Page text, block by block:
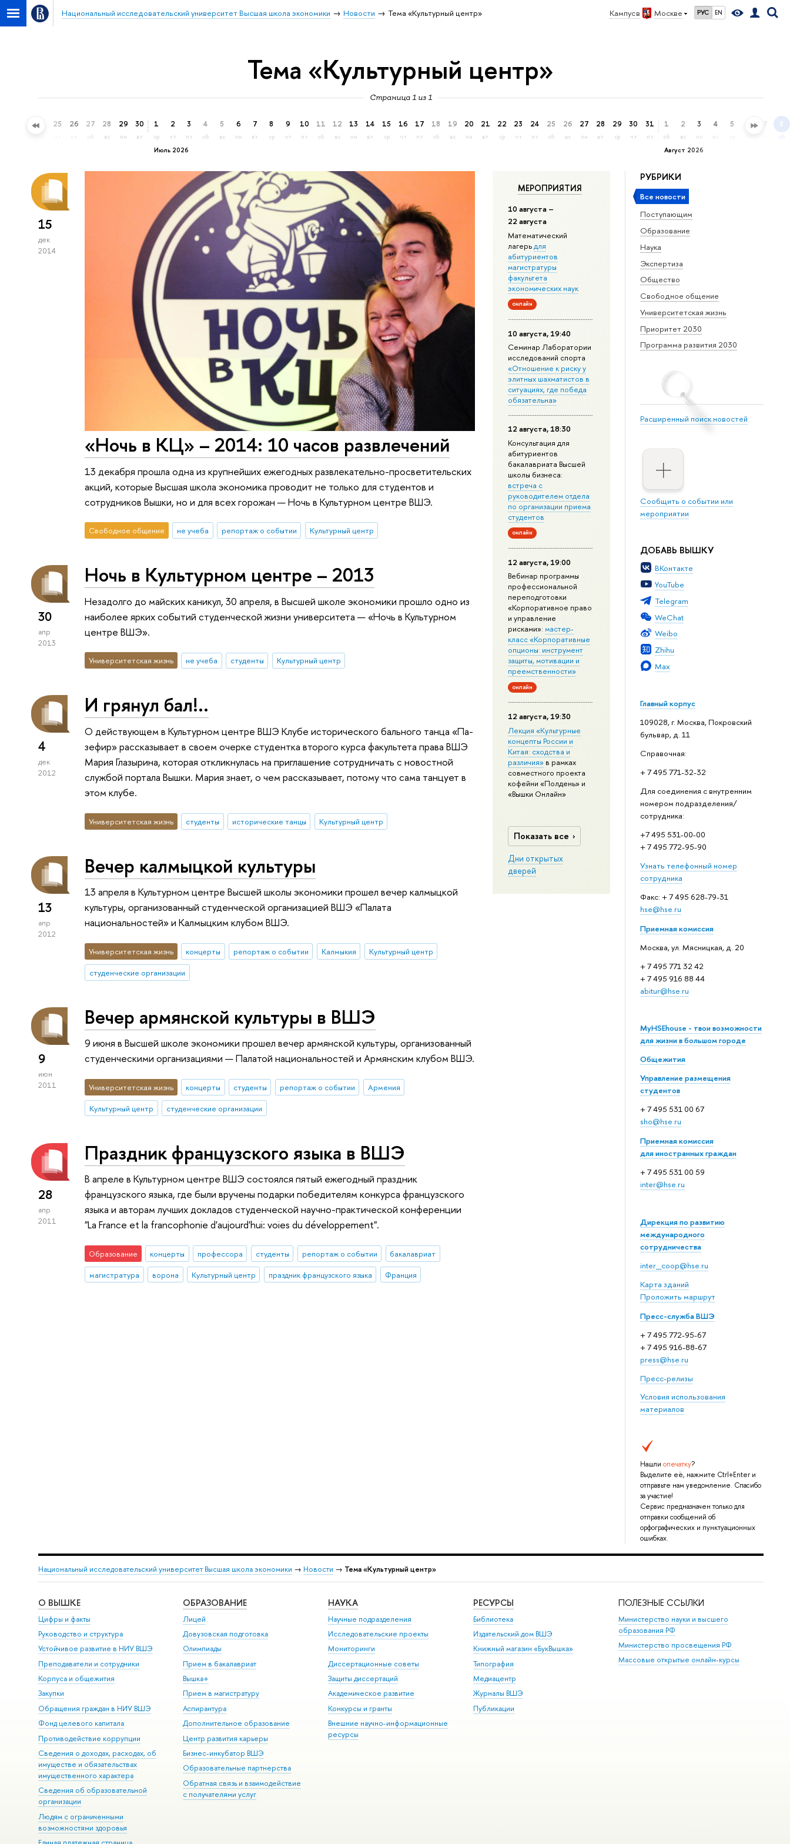
Кампус в Москве РУС EN
Национальный исследовательский университет Высшая школа экономики Новости Тема «Культурный центр»
Тема «Культурный центр»
Страница 1 из 1
24 25 26 27
сб
28
вс
29
пн
30
вт
Июль 2026
1
ср
2
чт
3
пт
4
сб
5
вс
6
пн
7
вт
8
ср
9
чт
10
пт
11
сб
12
вс
13
пн
14
вт
15
ср
16
чт
17
пт
18
сб
19
вс
20
пн
21
вт
22
ср
23
чт
24
пт
25
сб
26
вс
27
пн
28
вт
29
ср
30
чт
31
пт
Август 2026
1
сб
2
вс
3
пн
4 5 6 7 8
сб
РУБРИКИ
Все новости
Поступающим
Образование
Наука
Экспертиза
Общество
Свободное общение
Университетская жизнь
Приоритет 2030
Программа развития 2030
Расширенный поиск новостей
Сообщить о событии или
мероприятии
ДОБАВЬ ВЫШКУ
ВКонтакте
YouTube
Telegram
WeChat
Weibo
Zhihu
Max
Главный корпус
109028, г. Москва, Покровский
бульвар, д. 11
Справочная:
+ 7 495 771-32-32
Для соединения с внутренним
номером подразделения/
сотрудника:
+7 495 531-00-00
+ 7 495 772-95-90
Узнать телефонный номер
сотрудника
Факс: + 7 495 628-79-31
hse@hse.ru
Приемная комиссия
Москва, ул. Мясницкая, д. 20
+ 7 495 771 32 42
+ 7 495 916 88 44
abitur@hse.ru
MyHSEhouse - твои возможности
для жизни в большом городе
Общежития
Управление размещения
студентов
+ 7 495 531 00 67
sho@hse.ru
Приемная комиссия
для иностранных граждан
+ 7 495 531 00 59
inter@hse.ru
Дирекция по развитию
международного
сотрудничества
inter_coop@hse.ru
Карта зданий
Проложить маршрут
Пресс-служба ВШЭ
+ 7 495 772-95-67
+ 7 495 916-88-67
press@hse.ru
Пресс-релизы
Условия использования
материалов
Нашли опечатку?
Выделите её, нажмите Ctrl+Enter и
отправьте нам уведомление. Спасибо
за участие!
Сервис предназначен только для
отправки сообщений об
орфографических и пунктуационных
ошибках.
МЕРОПРИЯТИЯ
10 августа –
22 августа
Математический
лагерьдля
абитуриентов
магистратуры
факультета
экономических наук
онлайн
10 августа, 19:40
Семинар Лаборатории
исследований спорта
«Отношение к риску у
элитных шахматистов в
ситуациях, где победа
обязательна»
12 августа, 18:30
Консультация для
абитуриентов
бакалавриата Высшей
школы бизнеса:
встреча с
руководителем отдела
по организации приема
студентов
онлайн
12 августа, 19:00
Вебинар программы
профессиональной
переподготовки
«Корпоративное право
и управление
рисками»: мастер-
класс «Корпоративные
опционы: инструмент
защиты, мотивации и
преемственности»
онлайн
12 августа, 19:30
Лекция «Культурные
концепты России и
Китая: сходства и
различия»в рамках
совместного проекта
кофейни «Полдень» и
«Вышки Онлайн»
Показать все
Дни открытых
дверей
15
дек
2014
«Ночь в КЦ» – 2014: 10 часов развлечений
13 декабря прошла одна из крупнейших ежегодных развлекательно-просветительских
акций, которые Высшая школа экономика проводит не только для студентов и
сотрудников Вышки, но и для всех горожан — Ночь в Культурном центре ВШЭ.
Свободное общение не учеба репортаж о событии Культурный центр
30
апр
2013
Ночь в Культурном центре – 2013
Незадолго до майских каникул, 30 апреля, в Высшей школе экономики прошло одно из
наиболее ярких событий студенческой жизни университета — «Ночь в Культурном
центре ВШЭ».
Университетская жизнь не учеба студенты Культурный центр
4
дек
2012
И грянул бал!..
О действующем в Культурном центре ВШЭ Клубе исторического бального танца «Па-
зефир» рассказывает в своем очерке студентка второго курса факультета права ВШЭ
Мария Глазырина, которая откликнулась на приглашение сотрудничать с новостной
службой портала Вышки. Мария знает, о чем рассказывает, потому что сама танцует в
этом клубе.
Университетская жизнь студенты исторические танцы Культурный центр
13
апр
2012
Вечер калмыцкой культуры
13 апреля в Культурном центре Высшей школы экономики прошел вечер калмыцкой
культуры, организованный студенческой организацией ВШЭ «Палата
национальностей» и Калмыцким клубом ВШЭ.
Университетская жизнь концерты репортаж о событии Калмыкия
Культурный центр
студенческие организации
9
июн
2011
Вечер армянской культуры в ВШЭ
9 июня в Высшей школе экономики прошел вечер армянской культуры, организованный
студенческими организациями — Палатой национальностей и Армянским клубом ВШЭ.
Университетская жизнь концерты студенты репортаж о событии
Армения
Культурный центр
студенческие организации
28
апр
2011
Праздник французского языка в ВШЭ
В апреле в Культурном центре ВШЭ состоялся пятый ежегодный праздник
французского языка, где были вручены подарки победителям конкурса французского
языка и авторам лучших докладов студенческой научно-практической конференции
"La France et la francophonie d'aujourd'hui: voies du développement".
Образование концерты профессора студенты репортаж о событии
бакалавриат
магистратура
ворона Культурный центр праздник французского языка Франция
Национальный исследовательский университет Высшая школа экономики → Новости → Тема «Культурный центр»
О ВЫШКЕ
Цифры и факты
Руководство и структура
Устойчивое развитие в НИУ ВШЭ
Преподаватели и сотрудники
Корпуса и общежития
Закупки
Обращения граждан в НИУ ВШЭ
Фонд целевого капитала
Противодействие коррупции
Сведения о доходах, расходах, об
имуществе и обязательствах
имущественного характера
Сведения об образовательной
организации
Людям с ограниченными
возможностями здоровья
ОБРАЗОВАНИЕ
Лицей
Довузовская подготовка
Олимпиады
Прием в бакалавриат
Вышка+
Прием в магистратуру
Аспирантура
Дополнительное образование
Центр развития карьеры
Бизнес-инкубатор ВШЭ
Образовательные партнерства
Обратная связь и взаимодействие
с получателями услуг
НАУКА
Научные подразделения
Исследовательские проекты
Мониторинги
Диссертационные советы
Защиты диссертаций
Академическое развитие
Конкурсы и гранты
Внешние научно-информационные
ресурсы
РЕСУРСЫ
Библиотека
Издательский дом ВШЭ
Книжный магазин «БукВышка»
Типография
Медиацентр
Журналы ВШЭ
Публикации
ПОЛЕЗНЫЕ ССЫЛКИ
Министерство науки и высшего
образования РФ
Министерство просвещения РФ
Массовые открытые онлайн-курсы